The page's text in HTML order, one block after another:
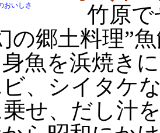
おいしさ
竹原で
の郷土料理”
魚を浜焼き
、シイタケ
せ、だし汁